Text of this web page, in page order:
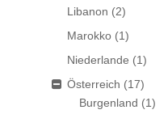
Libanon (2)
Marokko (1)
Niederlande (1)
Österreich (17)
Burgenland (1)